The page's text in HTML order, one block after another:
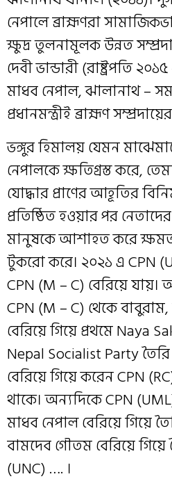
নেপালে ব্রাহ্মণরা
ক্ষুদ্র তুলনামূলক উন্নত
দেবী ভান্ডারী (রাষ্ট্রপতি
মাধব নেপাল, ঝালানাথ –
প্রধানমন্ত্রীই ব্রাহ্মণ
ভঙ্গুর হিমালয় যেমন
নেপালকে ক্ষতিগ্রস্ত করে,
যোদ্ধার প্রাণের আহূতির
প্রতিষ্ঠিত হওয়ার পর
মানুষকে আশাহত করে
টুকরো করে। ২০২১ এ CPN
CPN (M – C) বেরিয়ে
CPN (M – C) থেকে বাবুরাম,
বেরিয়ে গিয়ে প্রথমে Naya
Nepal Socialist Party
বেরিয়ে গিয়ে করেন CPN
থাকে। অন্যদিকে CPN (UML)
মাধব নেপাল বেরিয়ে গিয়ে
বামদেব গৌতম বেরিয়ে
(UNC) …. ।